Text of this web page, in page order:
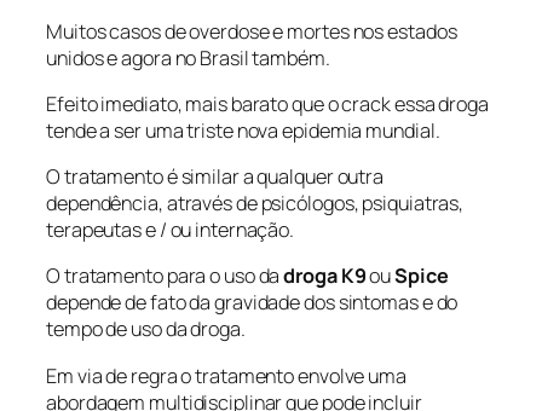
Muitos casos de overdose e mortes nos estados
unidos e agora no Brasil também.
Efeito imediato, mais barato que o crack essa droga
tende a ser uma triste nova epidemia mundial.
O tratamento é similar a qualquer outra
dependência, através de psicólogos, psiquiatras,
terapeutas e / ou internação.
O tratamento para o uso dadroga K9ouSpice
depende de fato da gravidade dos sintomas e do
tempo de uso da droga.
Em via de regra o tratamento envolve uma
abordagem multidisciplinar que pode incluir